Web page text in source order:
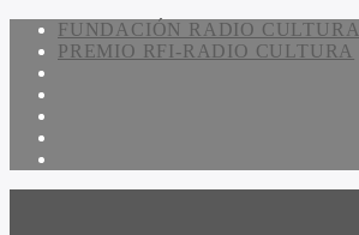
FUNDACIÓN RADIO CULTURA
PREMIO RFI-RADIO CULTURA